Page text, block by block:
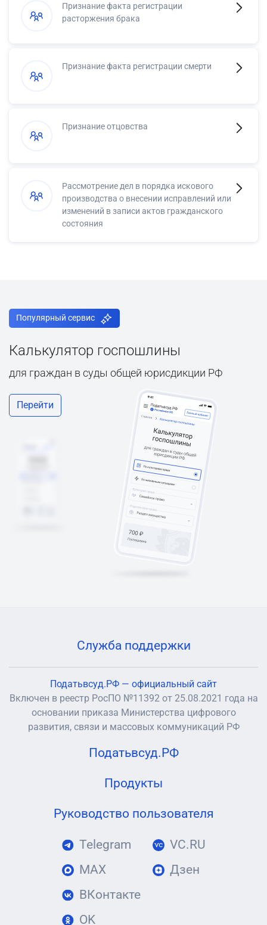
Признание факта регистрации
расторжения брака
Признание факта регистрации смерти
Признание отцовства
Рассмотрение дел в порядка искового
производства о внесении исправлений или
изменений в записи актов гражданского
состояния
Популярный сервис
Калькулятор госпошлины
для граждан в суды общей юрисдикции РФ
Перейти
Служба поддержки
Податьвсуд.РФ — официальный сайт
Включен в реестр РосПО №11392 от 25.08.2021 года на
основании приказа Министерства цифрового
развития, связи и массовых коммуникаций РФ
Податьвсуд.РФ
Продукты
Руководство пользователя
Telegram
MAX
ВКонтакте
OK
VC.RU
Дзен